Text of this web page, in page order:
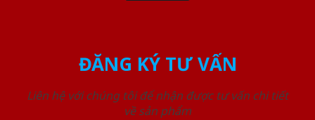
ĐĂNG KÝ TƯ VẤN
Liên hệ với chúng tôi để nhận được tư vấn chi tiết
về sản phẩm